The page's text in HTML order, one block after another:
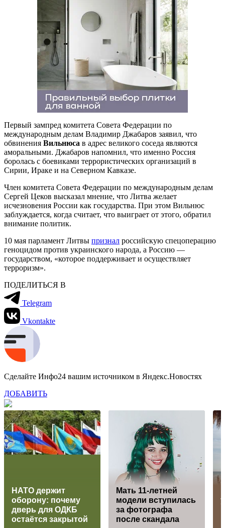
Первый зампред комитета Совета Федерации по
международным делам Владимир Джабаров заявил, что
обвинения Вильнюса в адрес великого соседа являются
аморальными. Джабаров напомнил, что именно Россия
боролась с боевиками террористических организаций в
Сирии, Ираке и на Северном Кавказе.
Член комитета Совета Федерации по международным делам
Сергей Цеков высказал мнение, что Литва желает
исчезновения России как государства. При этом Вильнюс
заблуждается, когда считает, что выиграет от этого, обратил
внимание политик.
10 мая парламент Литвы признал российскую спецоперацию
геноцидом против украинского народа, а Россию —
государством, «которое поддерживает и осуществляет
терроризм».
ПОДЕЛИТЬСЯ В
Telegram
Vkontakte
Сделайте Инфо24 вашим источником в Яндекс.Новостях
ДОБАВИТЬ
НАТО держит
оборону: почему
дверь для ОДКБ
остаётся закрытой
Мать 11-летней
модели вступилась
за фотографа
после скандала